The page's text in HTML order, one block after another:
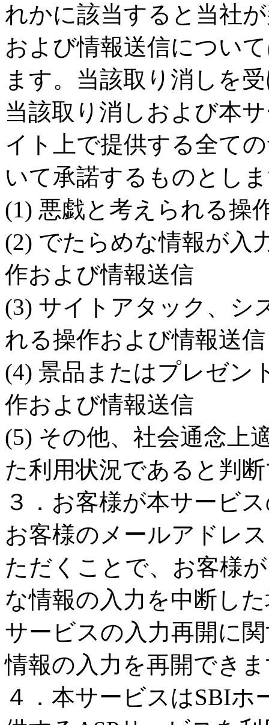
れかに該当すると当社
および情報送信につい
ます。当該取り消しを
当該取り消しおよび本
イト上で提供する全て
いて承諾するものとし
(1) 悪戯と考えられる操
(2) でたらめな情報が入
作および情報送信
(3) サイトアタック、シ
れる操作および情報送信
(4) 景品またはプレゼン
作および情報送信
(5) その他、社会通念上
た利用状況であると判
３．お客様が本サービ
お客様のメールアドレ
ただくことで、お客様
な情報の入力を中断し
サービスの入力再開に
情報の入力を再開でき
４．本サービスはSBI